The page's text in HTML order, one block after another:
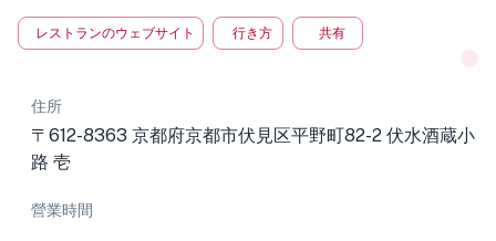
レストランのウェブサイト 行き方 共有
住所
〒612-8363 京都府京都市伏見区平野町82-2 伏水酒蔵小
路 壱
營業時間